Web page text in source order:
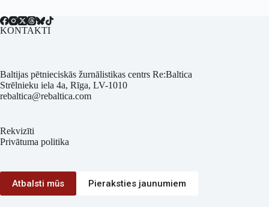
KONTAKTI
Baltijas pētnieciskās žurnālistikas centrs Re:Baltica
Strēlnieku iela 4a, Rīga, LV-1010
rebaltica@rebaltica.com
Rekvizīti
Privātuma politika
Atbalsti mūs Pieraksties jaunumiem